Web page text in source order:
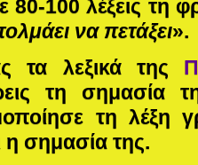
80-100 λέξεις τη
να πετάξει».
τα λεξικά της
τη σημασία
τη λέξη
η σημασία της.